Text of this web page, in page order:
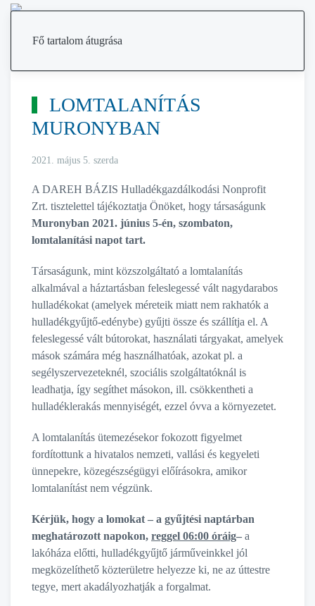
Fő tartalom átugrása
LOMTALANÍTÁS
MURONYBAN
2021. május 5. szerda
A DAREH BÁZIS Hulladékgazdálkodási Nonprofit
Zrt. tisztelettel tájékoztatja Önöket, hogy társaságunk
Muronyban 2021. június 5-én, szombaton,
lomtalanítási napot tart.
Társaságunk, mint közszolgáltató a lomtalanítás
alkalmával a háztartásban feleslegessé vált nagydarabos
hulladékokat (amelyek méreteik miatt nem rakhatók a
hulladékgyűjtő-edénybe) gyűjti össze és szállítja el. A
feleslegessé vált bútorokat, használati tárgyakat, amelyek
mások számára még használhatóak, azokat pl. a
segélyszervezeteknél, szociális szolgáltatóknál is
leadhatja, így segíthet másokon, ill. csökkentheti a
hulladéklerakás mennyiségét, ezzel óvva a környezetet.
A lomtalanítás ütemezésekor fokozott figyelmet
fordítottunk a hivatalos nemzeti, vallási és kegyeleti
ünnepekre, közegészségügyi előírásokra, amikor
lomtalanítást nem végzünk.
Kérjük, hogy a lomokat – a gyűjtési naptárban
meghatározott napokon, reggel 06:00 óráig– a
lakóháza előtti, hulladékgyűjtő járműveinkkel jól
megközelíthető közterületre helyezze ki, ne az úttestre
tegye, mert akadályozhatják a forgalmat.